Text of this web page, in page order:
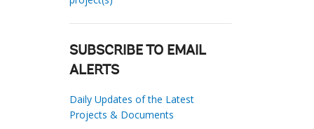
SUBSCRIBE TO EMAIL
ALERTS
Daily Updates of the Latest
Projects & Documents